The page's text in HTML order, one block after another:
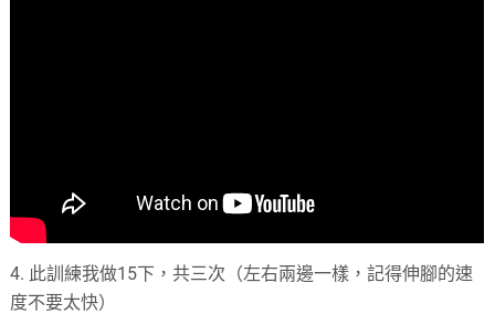
4. 此訓練我做15下，共三次（左右兩邊一樣，記得伸腳的速
度不要太快）